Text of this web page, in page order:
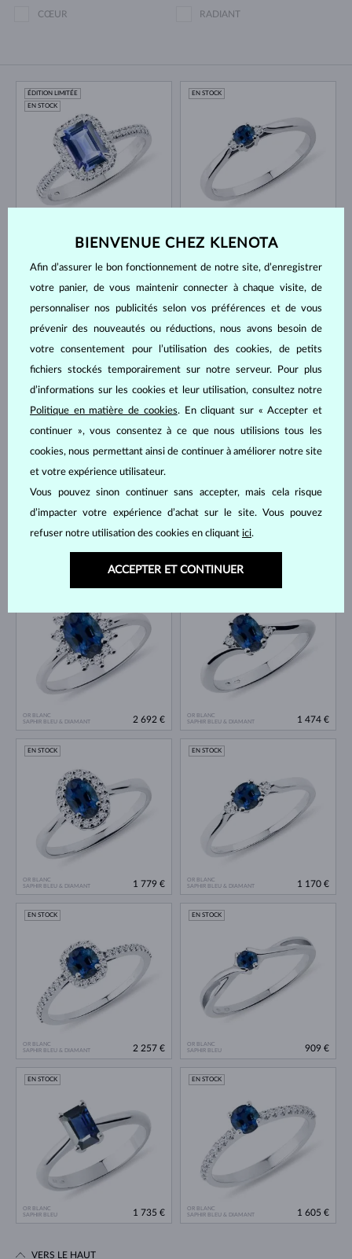
CŒUR RADIANT
ÉDITION LIMITÉE
EN STOCK
EN STOCK
OR BLANC
SAPHIR BLEU & DIAMANT
692 €
OR BLANC
SAPHIR BLEU & DIAMANT
4 779 €
1 605 €
OR BLANC
SAPHIR BLEU & DIAMANT
2 692 €
OR BLANC
SAPHIR BLEU & DIAMANT
1 474 €
OR BLANC
SAPHIR BLEU & DIAMANT
EN STOCK
1 779 €
OR BLANC
SAPHIR BLEU & DIAMANT
EN STOCK
1 170 €
OR BLANC
SAPHIR BLEU & DIAMANT
EN STOCK
2 257 €
OR BLANC
SAPHIR BLEU
EN STOCK
909 €
OR BLANC
SAPHIR BLEU
EN STOCK
1 735 €
OR BLANC
SAPHIR BLEU & DIAMANT
EN STOCK
1 605 €
VERS LE HAUT
BIENVENUE CHEZ KLENOTA
Afin d’assurer le bon fonctionnement de notre site, d’enregistrer
votre panier, de vous maintenir connecter à chaque visite, de
personnaliser nos publicités selon vos préférences et de vous
prévenir des nouveautés ou réductions, nous avons besoin de
votre consentement pour l’utilisation des cookies, de petits
fichiers stockés temporairement sur notre serveur. Pour plus
d’informations sur les cookies et leur utilisation, consultez notre
Politique en matière de cookies. En cliquant sur « Accepter et
continuer », vous consentez à ce que nous utilisions tous les
cookies, nous permettant ainsi de continuer à améliorer notre site
et votre expérience utilisateur.
Vous pouvez sinon continuer sans accepter, mais cela risque
d’impacter votre expérience d’achat sur le site. Vous pouvez
refuser notre utilisation des cookies en cliquant ici.
ACCEPTER ET CONTINUER